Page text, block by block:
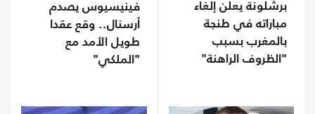
برشلونة يعلن إلغاء
مباراته في طنجة
بالمغرب بسبب
"الظروف الراهنة"
فينيسيوس يصدم
أرسنال.. وقع عقدا
طويل الأمد مع
"الملكي"